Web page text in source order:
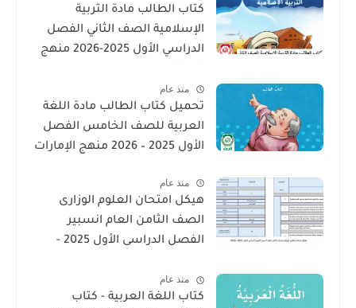
كتاب الطالب مادة التربية
الإسلامية الصف الثاني الفصل
الدراسي الأول 2025-2026 منهج
منذ عام
تحميل كتاب الطالب مادة اللغة
العربية للصف الخامس الفصل
الأول 2025 – 2026 منهج الإمارات
منذ عام
هيكل امتحان العلوم الوزارى
الصف الثامن العام انسبير
الفصل الدراسى الأول 2025 -
منذ عام
كتاب اللغة العربية - كتاب